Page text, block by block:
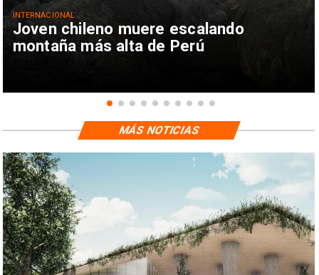
Joven chileno muere escalando
montaña más alta de Perú
INTERNACIONAL
MÁS NOTICIAS